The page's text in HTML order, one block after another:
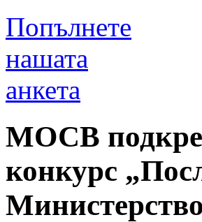
Попълнете
нашата
анкета
МОСВ
конкурс